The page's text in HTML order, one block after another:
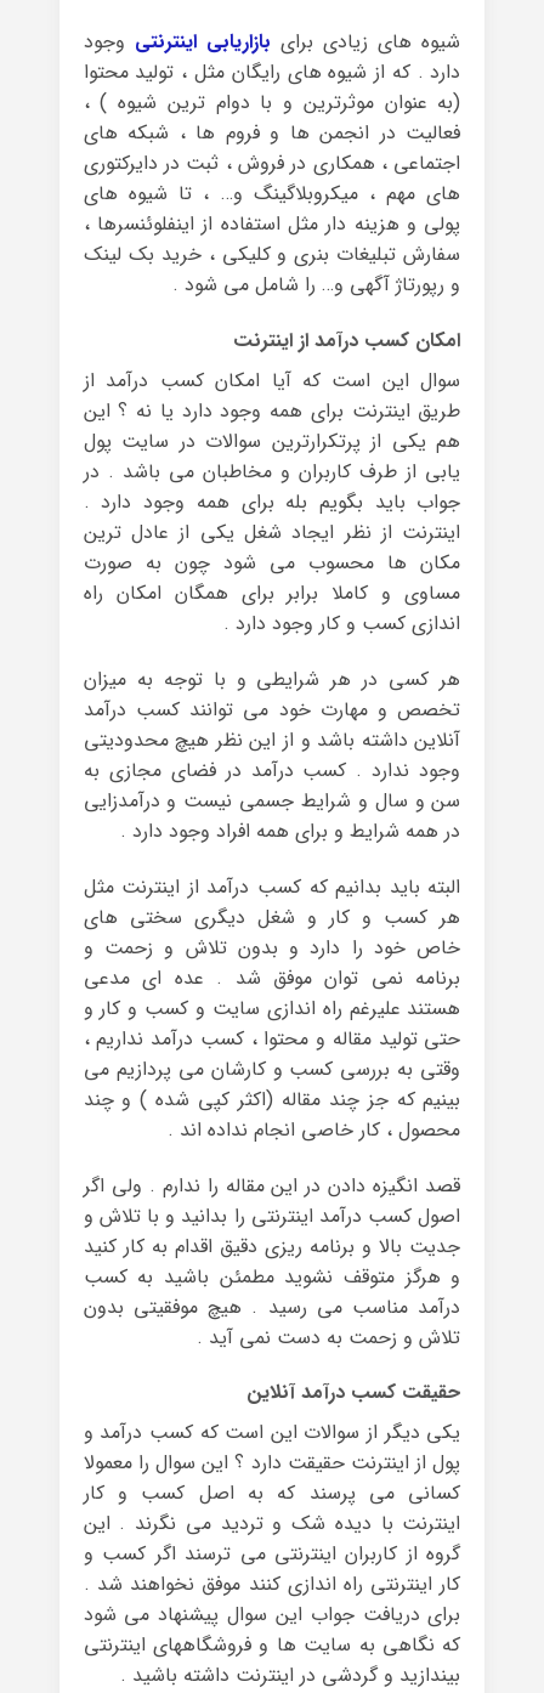
شیوه های زیادی برای بازاریابی اینترنتی وجود
دارد . که از شیوه های رایگان مثل ، تولید محتوا
(به عنوان موثرترین و با دوام ترین شیوه ) ،
فعالیت در انجمن ها و فروم ها ، شبکه های
اجتماعی ، همکاری در فروش ، ثبت در دایرکتوری
های مهم ، میکروبلاگینگ و… ، تا شیوه های
پولی و هزینه دار مثل استفاده از اینفلوئنسرها ،
سفارش تبلیغات بنری و کلیکی ، خرید بک لینک
و رپورتاژ آگهی و… را شامل می شود .
امکان کسب درآمد از اینترنت
سوال این است که آیا امکان کسب درآمد از
طریق اینترنت برای همه وجود دارد یا نه ؟ این
هم یکی از پرتکرارترین سوالات در سایت پول
یابی از طرف کاربران و مخاطبان می باشد . در
جواب باید بگویم بله برای همه وجود دارد .
اینترنت از نظر ایجاد شغل یکی از عادل ترین
مکان ها محسوب می شود چون به صورت
مساوی و کاملا برابر برای همگان امکان راه
اندازی کسب و کار وجود دارد .
هر کسی در هر شرایطی و با توجه به میزان
تخصص و مهارت خود می توانند کسب درآمد
آنلاین داشته باشد و از این نظر هیچ محدودیتی
وجود ندارد . کسب درآمد در فضای مجازی به
سن و سال و شرایط جسمی نیست و درآمدزایی
در همه شرایط و برای همه افراد وجود دارد .
البته باید بدانیم که کسب درآمد از اینترنت مثل
هر کسب و کار و شغل دیگری سختی های
خاص خود را دارد و بدون تلاش و زحمت و
برنامه نمی توان موفق شد . عده ای مدعی
هستند علیرغم راه اندازی سایت و کسب و کار و
حتی تولید مقاله و محتوا ، کسب درآمد نداریم ،
وقتی به بررسی کسب و کارشان می پردازیم می
بینیم که جز چند مقاله (اکثر کپی شده ) و چند
محصول ، کار خاصی انجام نداده اند .
قصد انگیزه دادن در این مقاله را ندارم . ولی اگر
اصول کسب درآمد اینترنتی را بدانید و با تلاش و
جدیت بالا و برنامه ریزی دقیق اقدام به کار کنید
و هرگز متوقف نشوید مطمئن باشید به کسب
درآمد مناسب می رسید . هیچ موفقیتی بدون
تلاش و زحمت به دست نمی آید .
حقیقت کسب درآمد آنلاین
یکی دیگر از سوالات این است که کسب درآمد و
پول از اینترنت حقیقت دارد ؟ این سوال را معمولا
کسانی می پرسند که به اصل کسب و کار
اینترنت با دیده شک و تردید می نگرند . این
گروه از کاربران اینترنتی می ترسند اگر کسب و
کار اینترنتی راه اندازی کنند موفق نخواهند شد .
برای دریافت جواب این سوال پیشنهاد می شود
که نگاهی به سایت ها و فروشگاههای اینترنتی
بیندازید و گردشی در اینترنت داشته باشید .